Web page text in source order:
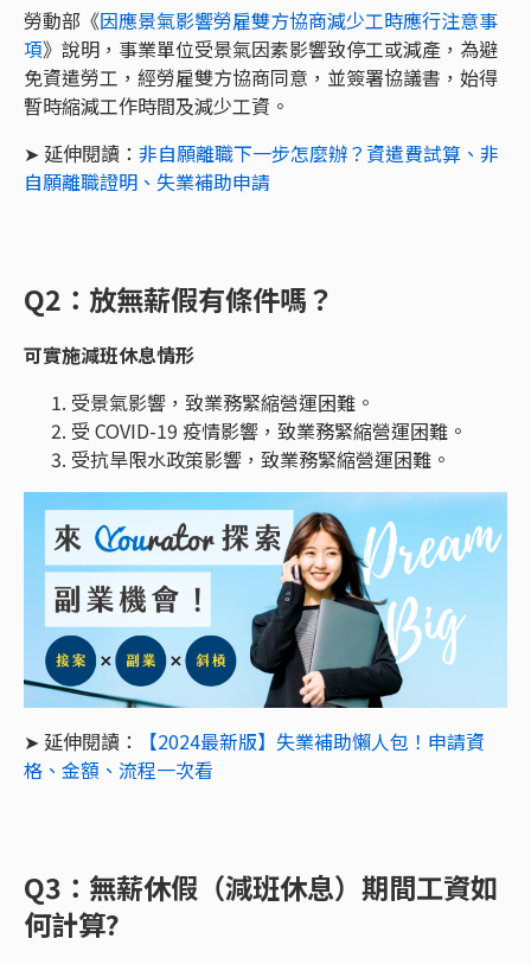
勞動部《因應景氣影響勞雇雙方協商減少工時應行注意事
項》說明，事業單位受景氣因素影響致停工或減產，為避
免資遣勞工，經勞雇雙方協商同意，並簽署協議書，始得
暫時縮減工作時間及減少工資。
➤ 延伸閱讀： 非自願離職下一步怎麼辦？資遣費試算、非
自願離職證明、失業補助申請
Q2：放無薪假有條件嗎？
可實施減班休息情形
受景氣影響，致業務緊縮營運困難。
受 COVID-19 疫情影響，致業務緊縮營運困難。
受抗旱限水政策影響，致業務緊縮營運困難。
➤ 延伸閱讀：
【2024最新版】失業補助懶人包！申請資
格、金額、流程一次看
Q3：無薪休假（減班休息）期間工資如
何計算?